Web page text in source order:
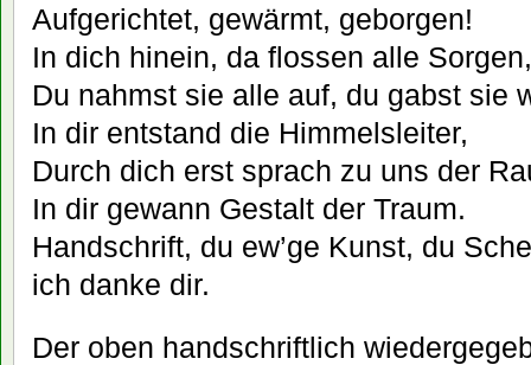
Aufgerichtet, gewärmt, geborgen!
In dich hinein, da flossen alle Sorgen,
Du nahmst sie alle auf, du gabst sie
In dir entstand die Himmelsleiter,
Durch dich erst sprach zu uns der
In dir gewann Gestalt der Traum.
Handschrift, du ew’ge Kunst, du
ich danke dir.
Der oben handschriftlich